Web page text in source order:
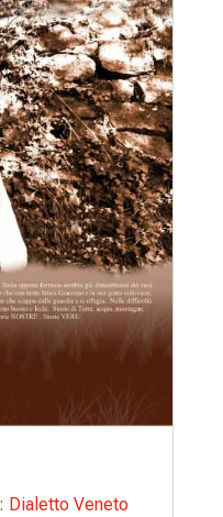
Dialetto Veneto